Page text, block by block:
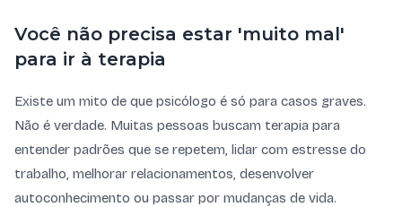
Você não precisa estar 'muito mal'
para ir à terapia
Existe um mito de que psicólogo é só para casos graves.
Não é verdade. Muitas pessoas buscam terapia para
entender padrões que se repetem, lidar com estresse do
trabalho, melhorar relacionamentos, desenvolver
autoconhecimento ou passar por mudanças de vida.